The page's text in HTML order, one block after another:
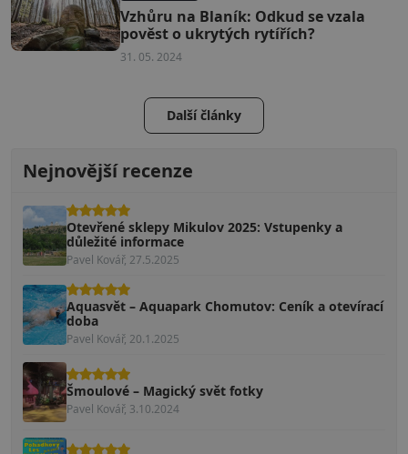
Vzhůru na Blaník: Odkud se vzala
pověst o ukrytých rytířích?
31. 05. 2024
Další články
Nejnovější recenze
Otevřené sklepy Mikulov 2025: Vstupenky a
důležité informace
Pavel Kovář, 27.5.2025
Aquasvět – Aquapark Chomutov: Ceník a otevírací
doba
Pavel Kovář, 20.1.2025
Šmoulové – Magický svět fotky
Pavel Kovář, 3.10.2024